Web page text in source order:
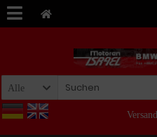
Alle